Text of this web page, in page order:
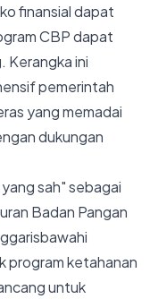
finansial dapat
CBP dapat
Kerangka ini
pemerintah
yang memadai
dukungan
sah" sebagai
Badan Pangan
program ketahanan
untuk